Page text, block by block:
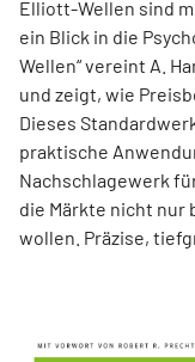
Elliott-Wellen sind
ein Blick in die
Wellen“ vereint A.
und zeigt, wie
Dieses
praktische
Nachschlagewerk
die Märkte nicht nur
wollen. Präzise,